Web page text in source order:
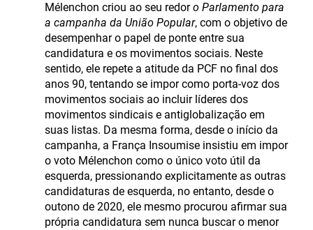
Mélenchon criou ao seu redoro Parlamento para
a campanha da União Popular, com o objetivo de
desempenhar o papel de ponte entre sua
candidatura e os movimentos sociais. Neste
sentido, ele repete a atitude da PCF no final dos
anos 90, tentando se impor como porta-voz dos
movimentos sociais ao incluir líderes dos
movimentos sindicais e antiglobalização em
suas listas. Da mesma forma, desde o início da
campanha, a França Insoumise insistiu em impor
o voto Mélenchon como o único voto útil da
esquerda, pressionando explicitamente as outras
candidaturas de esquerda, no entanto, desde o
outono de 2020, ele mesmo procurou afirmar sua
própria candidatura sem nunca buscar o menor